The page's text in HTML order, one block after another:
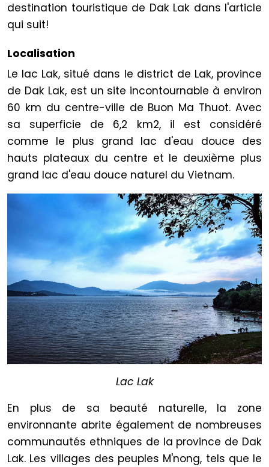
destination touristique de Dak Lak dans l'article
qui suit!
Localisation
Le lac Lak, situé dans le district de Lak, province
de Dak Lak, est un site incontournable à environ
60 km du centre-ville de Buon Ma Thuot. Avec
sa superficie de 6,2 km2, il est considéré
comme le plus grand lac d'eau douce des
hauts plateaux du centre et le deuxième plus
grand lac d'eau douce naturel du Vietnam.
Lac Lak
En plus de sa beauté naturelle, la zone
environnante abrite également de nombreuses
communautés ethniques de la province de Dak
Lak. Les villages des peuples M'nong, tels que le